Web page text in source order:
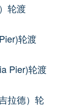
轮渡
轮渡
Pier)轮渡
拉德）轮